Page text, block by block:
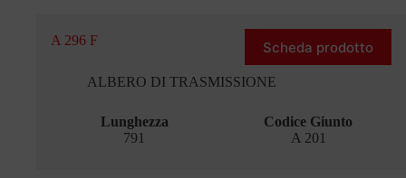
A 296 F Scheda prodotto
ALBERO DI TRASMISSIONE
Lunghezza
791
Codice Giunto
A 201